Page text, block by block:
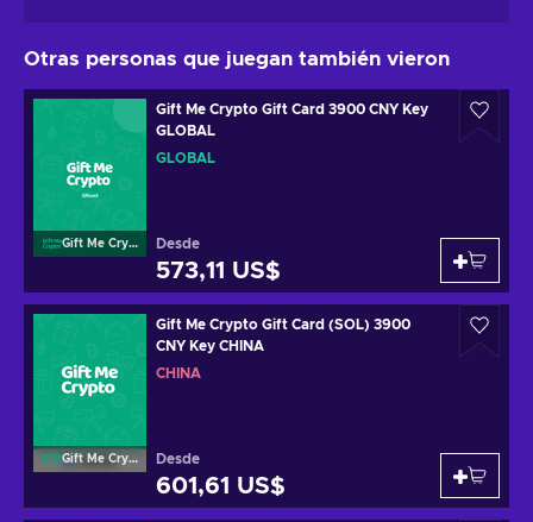
Otras personas que juegan también vieron
Gift Me Crypto
Gift Me Crypto Gift Card 3900 CNY Key
GLOBAL
GLOBAL
Desde
573,11 US$
Gift Me Crypto
Gift Me Crypto Gift Card (SOL) 3900
CNY Key CHINA
CHINA
Desde
601,61 US$